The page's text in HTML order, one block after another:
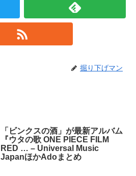
掘り下げマン
「ビンクスの酒」が最新アルバム
『ウタの歌 ONE PIECE FILM
RED … – Universal Music
JapanほかAdoまとめ